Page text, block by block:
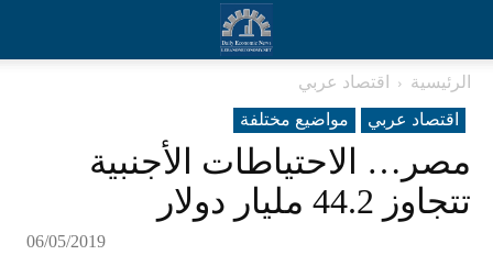
الرئيسية
اقتصاد عربي
اقتصاد عربي
مواضيع مختلفة
مصر… الاحتياطات الأجنبية
تتجاوز 44.2 مليار دولار
06/05/2019